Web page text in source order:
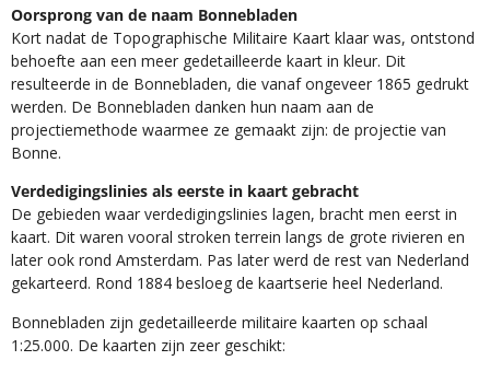
Oorsprong van de naam Bonnebladen
Kort nadat de Topographische Militaire Kaart klaar was, ontstond
behoefte aan een meer gedetailleerde kaart in kleur. Dit
resulteerde in de Bonnebladen, die vanaf ongeveer 1865 gedrukt
werden. De Bonnebladen danken hun naam aan de
projectiemethode waarmee ze gemaakt zijn: de projectie van
Bonne.
Verdedigingslinies als eerste in kaart gebracht
De gebieden waar verdedigingslinies lagen, bracht men eerst in
kaart. Dit waren vooral stroken terrein langs de grote rivieren en
later ook rond Amsterdam. Pas later werd de rest van Nederland
gekarteerd. Rond 1884 besloeg de kaartserie heel Nederland.
Bonnebladen zijn gedetailleerde militaire kaarten op schaal
1:25.000. De kaarten zijn zeer geschikt:​